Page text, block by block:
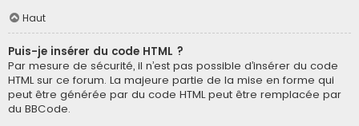
Haut
Puis-je insérer du code HTML ?
Par mesure de sécurité, il n’est pas possible d’insérer du code
HTML sur ce forum. La majeure partie de la mise en forme qui
peut être générée par du code HTML peut être remplacée par
du BBCode.